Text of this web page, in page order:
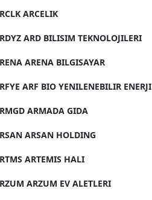
ARCELIK
ARD BILISIM TEKNOLOJILERI
ARENA BILGISAYAR
ARF BIO YENILENEBILIR ENERJI
ARMADA GIDA
ARSAN HOLDING
ARTEMIS HALI
ARZUM EV ALETLERI